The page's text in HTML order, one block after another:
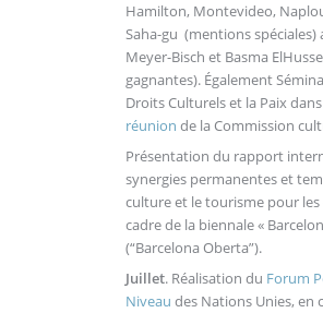
Hamilton, Montevideo,
Saha-gu (mentions spéciales)
Meyer-Bisch et Basma
gagnantes). Également
Droits Culturels et la Paix
réunion de la Commission
Présentation du rapport
synergies permanentes et
culture et le tourisme pour les
cadre de la biennale «
(“Barcelona Oberta”).
Juillet. Réalisation du Forum
Niveau des Nations Unies, en